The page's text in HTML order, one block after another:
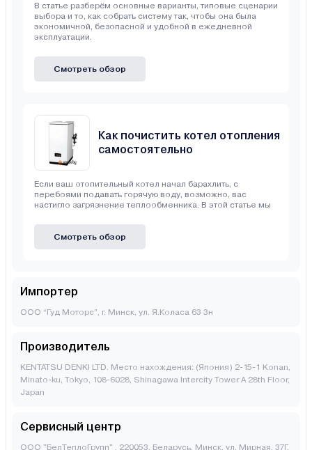
В статье разберём основные варианты, типовые сценарии
выбора и то, как собрать систему так, чтобы она была
экономичной, безопасной и удобной в ежедневной
эксплуатации.
Смотреть обзор
Как почистить котел отопления
самостоятельно
Если ваш отопительный котел начал барахлить, с
перебоями подавать горячую воду, возможно, вас
настигло загрязнение теплообменника. В этой статье мы
Смотреть обзор
Импортер
ООО “Гуд Моторс”, г. Минск, ул. Я.Коласа 63 3н
Производитель
KENTATSU DENKI LTD. Место нахождения: (Япония) 2-15-1 Konan,
Minato-ku, Tokyo, 108-6028, Shinagawa Intercity Tower A 28th Floor,
Japan
Сервисный центр
ООО "БелТеплоГрупп" , 220053, Беларусь, Минск, ул. Мирная, 37Г,